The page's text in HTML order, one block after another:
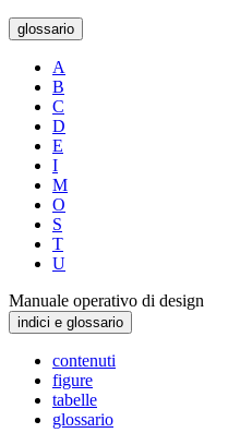
glossario
A
B
C
D
E
I
M
O
S
T
U
Manuale operativo di design
indici e glossario
contenuti
figure
tabelle
glossario